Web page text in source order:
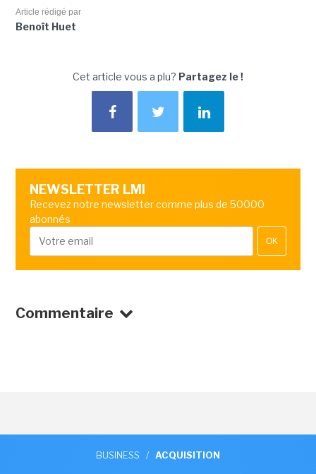
Article rédigé par
Benoît Huet
Cet article vous a plu? Partagez le !
NEWSLETTER LMI
Recevez notre newsletter comme plus de 50000
abonnés
OK
Commentaire
BUSINESS / ACQUISITION